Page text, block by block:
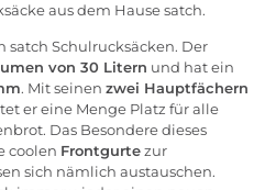
aus dem Hause satch.
satch Schulrucksäcken. Der
von 30 Litern und hat ein
. Mit seinen zwei Hauptfächern
er eine Menge Platz für alle
Das Besondere dieses
coolen Frontgurtezur
sich nämlich austauschen.